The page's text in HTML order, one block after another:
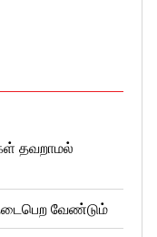
தவறாமல்
வேண்டும்